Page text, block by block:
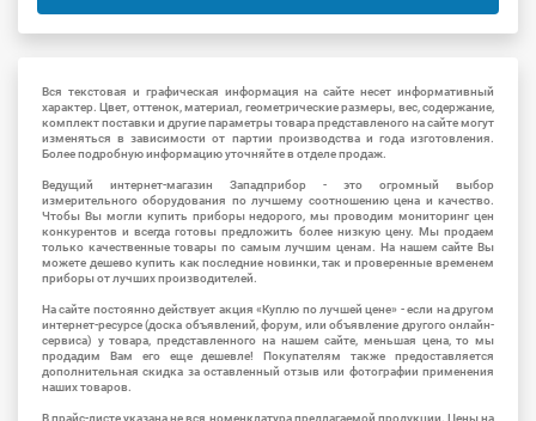
Вся текстовая и графическая информация на сайте несет информативный
характер. Цвет, оттенок, материал, геометрические размеры, вес, содержание,
комплект поставки и другие параметры товара представленого на сайте могут
изменяться в зависимости от партии производства и года изготовления.
Более подробную информацию уточняйте в отделе продаж.
Ведущий интернет-магазин Западприбор - это огромный выбор
измерительного оборудования по лучшему соотношению цена и качество.
Чтобы Вы могли купить приборы недорого, мы проводим мониторинг цен
конкурентов и всегда готовы предложить более низкую цену. Мы продаем
только качественные товары по самым лучшим ценам. На нашем сайте Вы
можете дешево купить как последние новинки, так и проверенные временем
приборы от лучших производителей.
На сайте постоянно действует акция «Куплю по лучшей цене» - если на другом
интернет-ресурсе (доска объявлений, форум, или объявление другого онлайн-
сервиса) у товара, представленного на нашем сайте, меньшая цена, то мы
продадим Вам его еще дешевле! Покупателям также предоставляется
дополнительная скидка за оставленный отзыв или фотографии применения
наших товаров.